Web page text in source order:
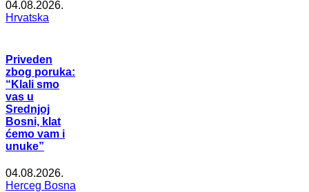
04.08.2026.
Hrvatska
Priveden
zbog poruka:
“Klali smo
vas u
Srednjoj
Bosni, klat
ćemo vam i
unuke”
04.08.2026.
Herceg Bosna